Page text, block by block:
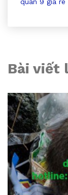
Bài viết